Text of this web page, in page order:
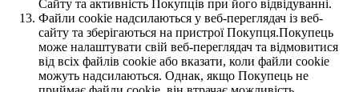
Сайту та активність Покупців при його відвідуванні.
Файли cookie надсилаються у веб-переглядач із веб-
сайту та зберігаються на пристрої Покупця.Покупець
може налаштувати свій веб-переглядач та відмовитися
від всіх файлів cookie або вказати, коли файли cookie
можуть надсилаються. Однак, якщо Покупець не